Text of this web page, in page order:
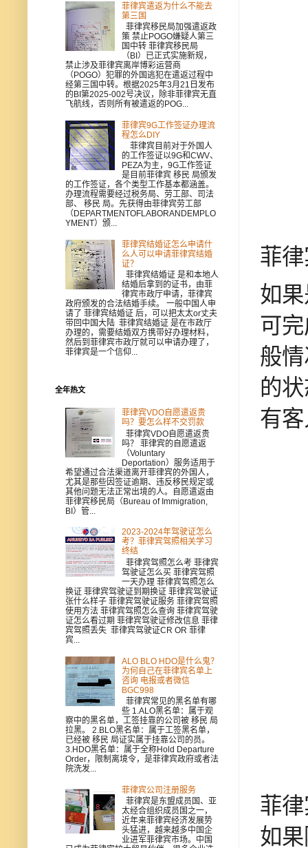
菲
如
可
般
的
有
菲
如
菲律宾遣返为什么不能去
第三国
菲律宾移民局加强遣返政
策 禁止POGO嫌疑人第三
国中转 菲律宾移民局
（BI）已正式实施新规，
禁止涉及菲律宾离岸博彩运营商
（POGO）犯罪的外国逃犯在遣返过程中
经第三国中转。根据2025年3月21日发布
的BI第2025-002号决议，除非菲律宾无直
飞航线，否则所有被遣返的POG...
菲律宾9G工作签证办理流
程怎么DIY
菲律宾目前对于外国人
的工作签证以9G和CWV、
PEZA为主，9G工作签证
是目前菲律宾 移民 局颁发
的工作签证，各个类型工作基本都涵盖。
办理流程需要经过税务局、劳工部、司法
部、 移民 局。先获得由菲律宾劳工部
（DEPARTMENTOFLABORANDEMPLO
YMENT）颁...
菲律宾结婚证怎么申请什
么人可以申请菲律宾结婚
证？
菲律宾结婚证 是和本地人
结婚后拿到的证书，由菲
律宾市政厅申请，菲律宾
政府颁发的合法结婚手续。 一般中国人申
请了 菲律宾结婚证 后，可以把太太or丈夫
带回中国大陆 菲律宾结婚证 是在市政厅
办理的，需要结婚双方携带好办理材料，
然后到菲律宾市政厅就可以申请办理了，
菲律宾是一个信仰...
全年热文
菲律宾VDO自愿遣返贵
吗？要怎么样不交罚款
菲律宾VDO自愿遣返贵
吗？ 菲律宾的自愿遣返
（Voluntary
Deportation）服务适用于
希望通过合法渠道离开菲律宾的外国人，
尤其是那些因签证逾期、违反移民规定或
其他问题无法正常出境的人。自愿遣返由
菲律宾移民局（Bureau of Immigration,
BI）管...
2023-2024年驾驶证怎么
考？菲律宾驾照相关学习
终结
菲律宾驾照怎么考 菲律宾
驾驶证怎么买 菲律宾驾照
一天办理 菲律宾驾照怎么
换证 菲律宾驾驶证到期换证 菲律宾驾驶证
张什么样子 菲律宾驾驶证服务 菲律宾驾照
使用方法 菲律宾驾照怎么查询 菲律宾驾驶
证怎么看过期 菲律宾驾驶证修改信息 菲律
宾驾照丢失 菲律宾驾驶证CR OR 菲律
宾...
ALO BLO HDO是什么鬼？
为何自己在菲律宾名单上
咨询 电报或者微信
BGC998
菲律宾常见的黑名单有哪
些 1.ALO黑名单：属于观
察中的黑名单，工签挂靠的公司被 移民 局
拉黑。 2.BLO黑名单：属于工签黑名单，
已经被 移民 局证实属于挂靠公司的员。
3.HDO黑名单：属于全称Hold Departure
Order，限制离境令，是菲律宾政府或者法
院洗发...
菲律宾公司注册服务
菲律宾是东盟成员国、亚
太经合组织成员国之一，
近年来菲律宾经济发展势
头猛进，越来越多中国企
业进军菲律宾市场。中国